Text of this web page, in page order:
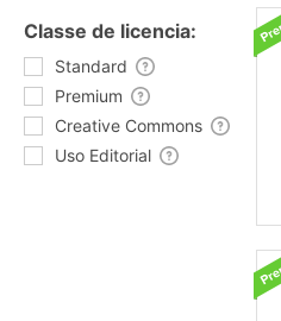
Classe de licencia:
Standard
Premium
Creative Commons
Uso Editorial